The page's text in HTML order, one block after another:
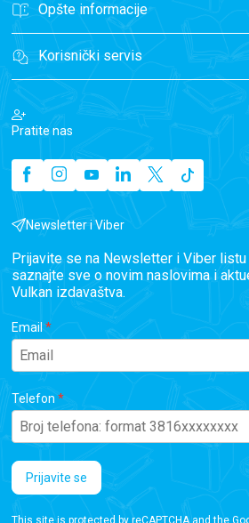
Opšte informacije
Korisnički servis
Pratite nas
Newsletter i Viber
Prijavite se na Newsletter i Viber
saznajte sve o novim naslovima i
Vulkan izdavaštva.
Email
Telefon
Prijavite se
This site is protected by reCAPTCHA and the